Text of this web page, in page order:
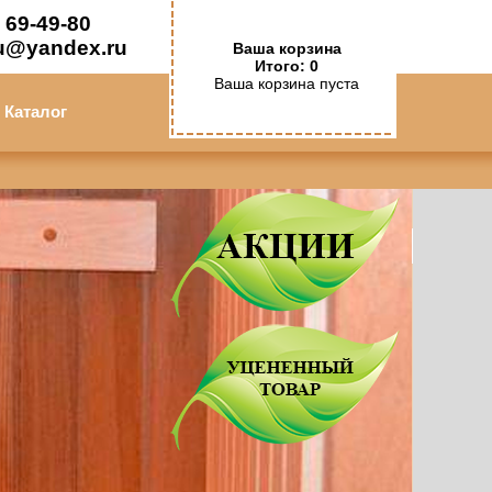
49-80
Каталог
Ваша корзина
Итого: 0
Ваша корзина пуста